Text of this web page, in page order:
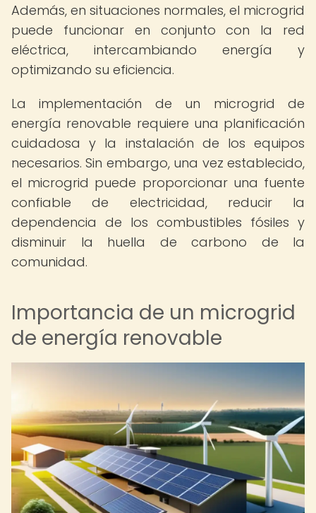
Además, en situaciones normales, el microgrid
puede funcionar en conjunto con la red
eléctrica, intercambiando energía y
optimizando su eficiencia.
La implementación de un microgrid de
energía renovable requiere una planificación
cuidadosa y la instalación de los equipos
necesarios. Sin embargo, una vez establecido,
el microgrid puede proporcionar una fuente
confiable de electricidad, reducir la
dependencia de los combustibles fósiles y
disminuir la huella de carbono de la
comunidad.
Importancia de un microgrid
de energía renovable